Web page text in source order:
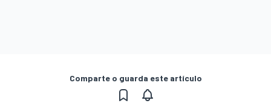
Comparte o guarda este artículo